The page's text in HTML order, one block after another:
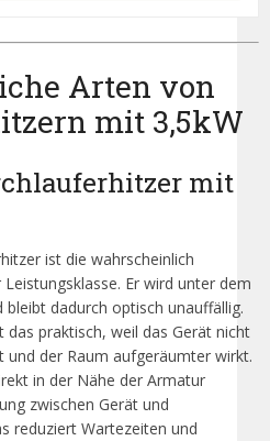
Arten von
mit 3,5kW
mit
ist die wahrscheinlich
Er wird unter dem
dadurch optisch unauffällig.
das praktisch, weil das Gerät nicht
und der Raum aufgeräumter wirkt.
in der Nähe der Armatur
zwischen Gerät und
reduziert Wartezeiten und